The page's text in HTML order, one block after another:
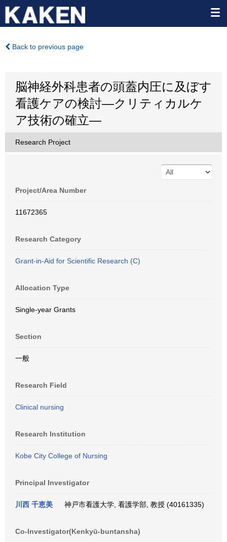
Back to previous page
脳神経外科患者の頭蓋内圧に及ぼす
看護ケアの検討―クリティカルケ
ア技術の確立―
Research Project
Project/Area Number
11672365
Research Category
Grant-in-Aid for Scientific Research (C)
Allocation Type
Single-year Grants
Section
一般
Research Field
Clinical nursing
Research Institution
Kobe City College of Nursing
Principal Investigator
川西 千恵美 神戸市看護大学, 看護学部, 教授 (40161335)
Co-Investigator(Kenkyū-buntansha)